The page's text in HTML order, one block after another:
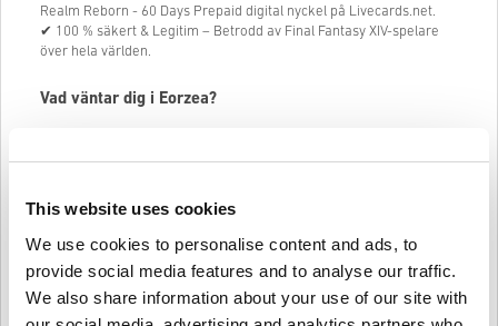
This website uses cookies
We use cookies to personalise content and ads, to
provide social media features and to analyse our traffic.
We also share information about your use of our site with
Realm Reborn - 60 Days Prepaid digital nyckel på Livecards.net.
✔ 100 % säkert & Legitim – Betrodd av Final Fantasy XIV-spelare
över hela världen.
Vad väntar dig i Eorzea?
🔹 Flexibelt klasssystem – Byt mellan 18 unika klasser genom att
🔹 Fantastiska bilder & Musik – Njut av hisnande miljöer och ett
otroligt Final Fantasy-soundtrack.
🔹 Cross-Platform Play – Slå dig ihop med vänner på PC och